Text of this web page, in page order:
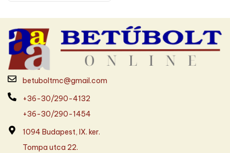
betuboltmc@gmail.com
+36-30/290-4132
+36-30/290-1454
1094 Budapest, IX. ker.
Tompa utca 22.